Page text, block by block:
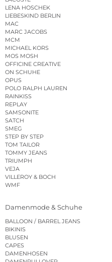
LENA HOSCHEK
LIEBESKIND BERLIN
MAC
MARC JACOBS
MCM
MICHAEL KORS
MOS MOSH
OFFICINE CREATIVE
ON SCHUHE
OPUS
POLO RALPH LAUREN
RAINKISS
REPLAY
SAMSONITE
SATCH
SMEG
STEP BY STEP
TOM TAILOR
TOMMY JEANS
TRIUMPH
VEJA
VILLEROY & BOCH
WMF
Damenmode & Schuhe
BALLOON / BARREL JEANS
BIKINIS
BLUSEN
CAPES
DAMENHOSEN